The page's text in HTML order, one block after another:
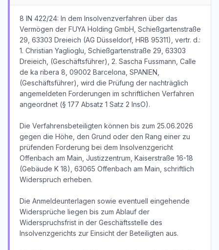
8 IN 422/24: In dem Insolvenzverfahren über das
Vermögen der FUYA Holding GmbH, Schießgartenstraße
29, 63303 Dreieich (AG Düsseldorf, HRB 95311), vertr. d.:
1. Christian Yaglioglu, Schießgartenstraße 29, 63303
Dreieich, (Geschäftsführer), 2. Sascha Fussmann, Calle
de ka ribera 8, 09002 Barcelona, SPANIEN,
(Geschäftsführer), wird die Prüfung der nachträglich
angemeldeten Forderungen im schriftlichen Verfahren
angeordnet (§ 177 Absatz 1 Satz 2 InsO).
Die Verfahrensbeteiligten können bis zum 25.06.2026
gegen die Höhe, den Grund oder den Rang einer zu
prüfenden Forderung bei dem Insolvenzgericht
Offenbach am Main, Justizzentrum, Kaiserstraße 16-18
(Gebäude K 18), 63065 Offenbach am Main, schriftlich
Widerspruch erheben.
Die Anmeldeunterlagen sowie eventuell eingehende
Widersprüche liegen bis zum Ablauf der
Widerspruchsfrist in der Geschäftsstelle des
Insolvenzgerichts zur Einsicht der Beteiligten aus.